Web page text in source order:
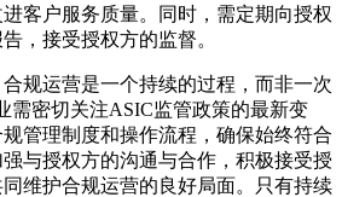
客户服务质量。同时，需定期向授权
，接受授权方的监督。
规运营是一个持续的过程，而非一次
需密切关注ASIC监管政策的最新变
管理制度和操作流程，确保始终符合
与授权方的沟通与合作，积极接受授
维护合规运营的良好局面。只有持续